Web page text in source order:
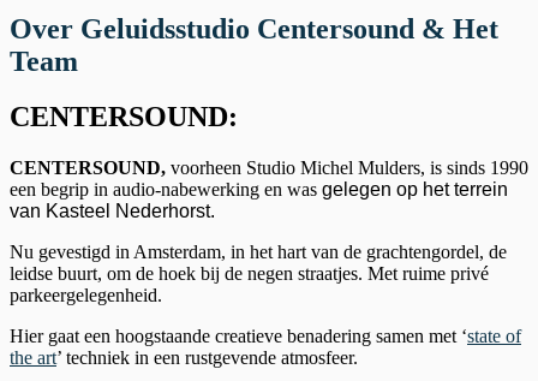
Over Geluidsstudio Centersound & Het
Team
CENTERSOUND:
CENTERSOUND, voorheen Studio Michel Mulders, is sinds 1990
een begrip in audio-nabewerking en was gelegen op het terrein
van Kasteel Nederhorst.
Nu gevestigd in Amsterdam, in het hart van de grachtengordel, de
leidse buurt, om de hoek bij de negen straatjes. Met ruime privé
parkeergelegenheid.
Hier gaat een hoogstaande creatieve benadering samen met ‘state of
the art’ techniek in een rustgevende atmosfeer.